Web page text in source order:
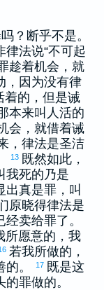
？断乎不是。
法说“不可起
趁着机会，就
，因为没有律
着的，但是诫
本来叫人活的
会，就借着诫
，律法是圣洁
13 既然如此，
我死的乃是
出真是罪，叫
原晓得律法是
卖给罪了。
所愿意的，我
若我所做的，
的。
17 既是这
罪做的。